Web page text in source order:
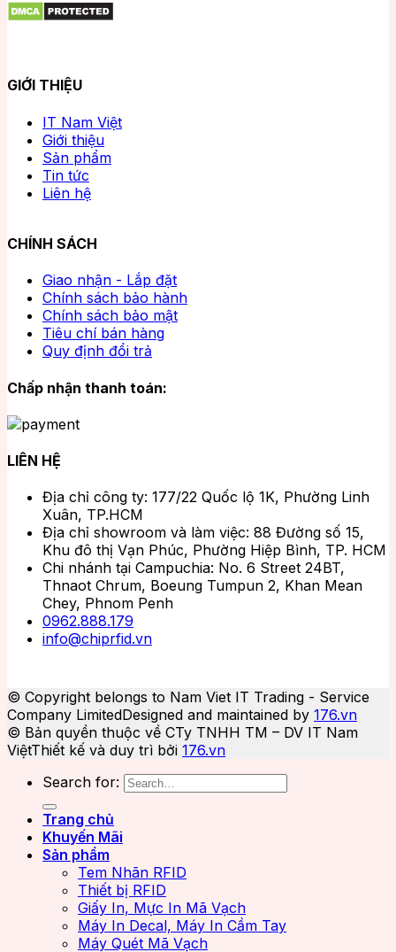
GIỚI THIỆU
IT Nam Việt
Giới thiệu
Sản phẩm
Tin tức
Liên hệ
CHÍNH SÁCH
Giao nhận - Lắp đặt
Chính sách bảo hành
Chính sách bảo mật
Tiêu chí bán hàng
Quy định đổi trả
Chấp nhận thanh toán:
LIÊN HỆ
Địa chỉ công ty: 177/22 Quốc lộ 1K, Phường Linh
Xuân, TP.HCM
Địa chỉ showroom và làm việc: 88 Đường số 15,
Khu đô thị Vạn Phúc, Phường Hiệp Bình, TP. HCM
Chi nhánh tại Campuchia: No. 6 Street 24BT,
Thnaot Chrum, Boeung Tumpun 2, Khan Mean
Chey, Phnom Penh
0962.888.179
info@chiprfid.vn
© Copyright belongs to Nam Viet IT Trading - Service
Company LimitedDesigned and maintained by 176.vn
© Bản quyền thuộc về CTy TNHH TM – DV IT Nam
ViệtThiết kế và duy trì bởi 176.vn
Search for:
Trang chủ
Khuyến Mãi
Sản phẩm
Tem Nhãn RFID
Thiết bị RFID
Giấy In, Mực In Mã Vạch
Máy In Decal, Máy In Cầm Tay
Máy Quét Mã Vạch